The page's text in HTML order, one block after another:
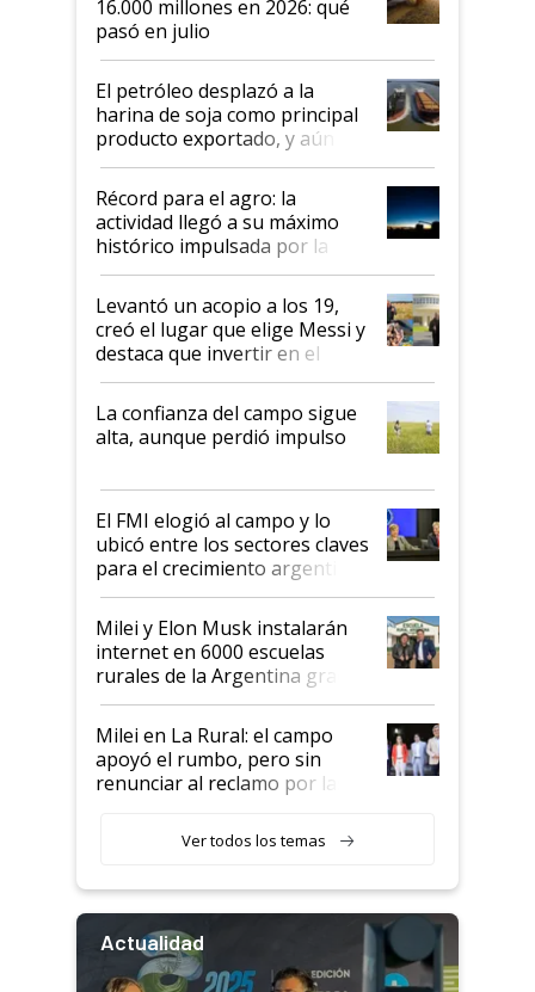
16.000 millones en 2026: qué
pasó en julio
El petróleo desplazó a la
harina de soja como principal
producto exportado, y aún así
el agro aportó casi seis de cada
diez dólares y sostuvo el
liderazgo en un semestre
récord
Récord para el agro: la
actividad llegó a su máximo
histórico impulsada por la
cosecha y las exportaciones
Levantó un acopio a los 19,
creó el lugar que elige Messi y
destaca que invertir en el
kirchnerismo era como "darle
plata a un hijo para droga":
Juan Félix Rossetti, el libertario
que de una dura crisis salió
de Milei
La confianza del campo sigue
alta, aunque perdió impulso
El FMI elogió al campo y lo
ubicó entre los sectores claves
para el crecimiento argentino
Milei y Elon Musk instalarán
internet en 6000 escuelas
rurales de la Argentina gracias
a un acuerdo con Starlink
Milei en La Rural: el campo
apoyó el rumbo, pero sin
renunciar al reclamo por las
Ver todos los temas
Actualidad